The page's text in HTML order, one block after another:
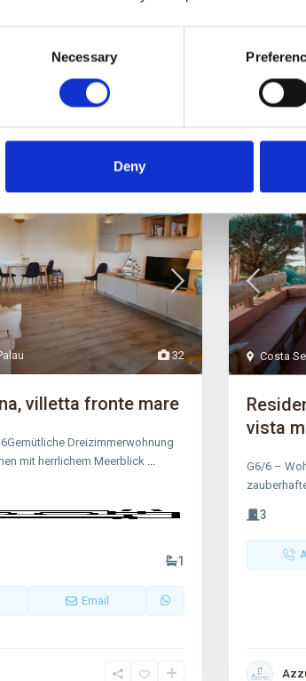
Necessary
Deny
die
32
villetta fronte mare
Dreizimmerwohnung
mit herrlichem Meerblick ...
1
Email
Costa
vista
G6/6 –
3